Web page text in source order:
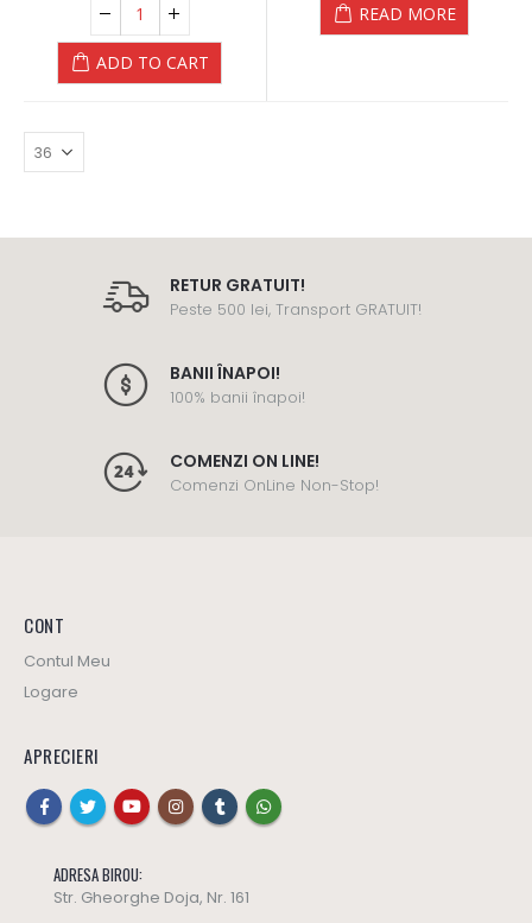
ADD TO CART
READ MORE
RETUR GRATUIT!
Peste 500 lei, Transport GRATUIT!
BANII ÎNAPOI!
100% banii înapoi!
COMENZI ON LINE!
Comenzi OnLine Non-Stop!
CONT
Contul Meu
Logare
APRECIERI
ADRESA BIROU:
Str. Gheorghe Doja, Nr. 161